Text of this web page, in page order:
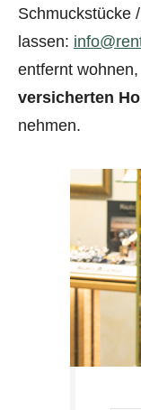
Schmuckstücke
lassen:
entfernt
versicherten
nehmen.